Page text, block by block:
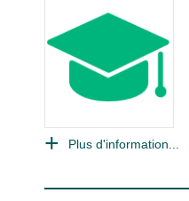
Plus d'information...